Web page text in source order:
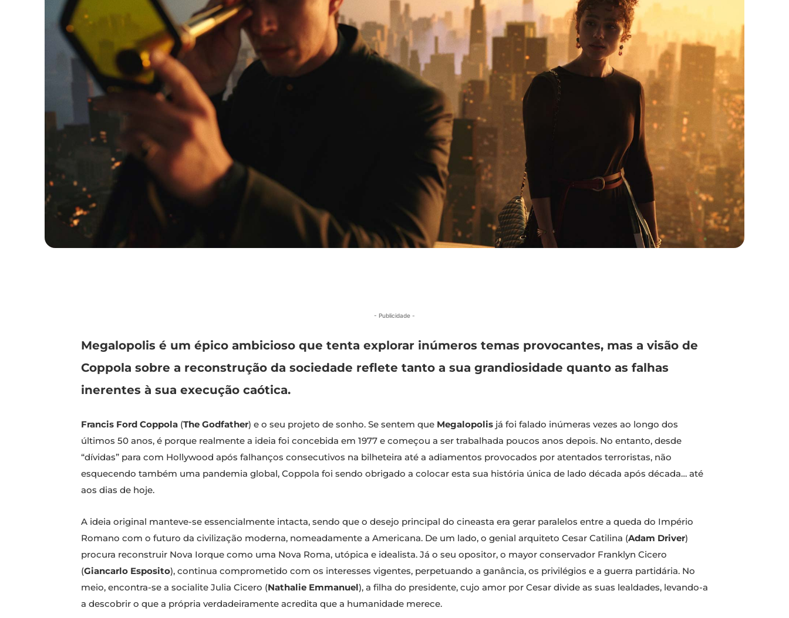
- Publicidade -
Megalopolis é um épico ambicioso que tenta explorar inúmeros temas provocantes, mas a visão de
Coppola sobre a reconstrução da sociedade reflete tanto a sua grandiosidade quanto as falhas
inerentes à sua execução caótica.
Francis Ford Coppola (The Godfather) e o seu projeto de sonho. Se sentem que Megalopolis já foi falado inúmeras vezes ao longo dos
últimos 50 anos, é porque realmente a ideia foi concebida em 1977 e começou a ser trabalhada poucos anos depois. No entanto, desde
“dívidas” para com Hollywood após falhanços consecutivos na bilheteira até a adiamentos provocados por atentados terroristas, não
esquecendo também uma pandemia global, Coppola foi sendo obrigado a colocar esta sua história única de lado década após década… até
aos dias de hoje.
A ideia original manteve-se essencialmente intacta, sendo que o desejo principal do cineasta era gerar paralelos entre a queda do Império
Romano com o futuro da civilização moderna, nomeadamente a Americana. De um lado, o genial arquiteto Cesar Catilina (Adam Driver)
procura reconstruir Nova Iorque como uma Nova Roma, utópica e idealista. Já o seu opositor, o mayor conservador Franklyn Cicero
(Giancarlo Esposito), continua comprometido com os interesses vigentes, perpetuando a ganância, os privilégios e a guerra partidária. No
meio, encontra-se a socialite Julia Cicero (Nathalie Emmanuel), a filha do presidente, cujo amor por Cesar divide as suas lealdades, levando-a
a descobrir o que a própria verdadeiramente acredita que a humanidade merece.